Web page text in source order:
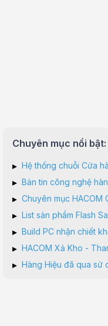
Chuyên mục nổi bật:
▸ Hệ thống chuỗi Cửa
▸ Bản tin công nghệ
▸ Chuyên mục HACOM
▸ List sản phẩm Flash
▸ Build PC nhận chiết
▸ HACOM Xả Kho -
▸ Hàng Hiệu đã qua sử